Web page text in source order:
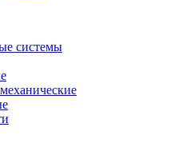
системы